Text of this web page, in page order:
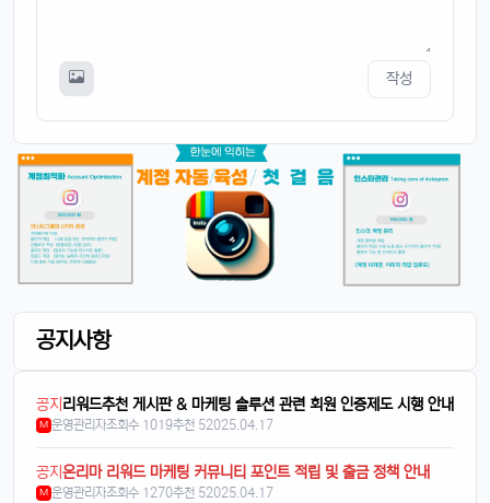
작성
공지사항
공지 리워드추천 게시판 & 마케팅 솔루션 관련 회원 인증제도 시행 안내
M 운영관리자조회수 1019추천 52025.04.17
공지온리마 리워드 마케팅 커뮤니티 포인트 적립 및 출금 정책 안내
M 운영관리자조회수 1270추천 52025.04.17
맞음요, 1TB 모델도 나왔잖아요ㅎ
속도도 진짜 빨라진 것 같음요ㅎㅎㅎ
1 휴민13:32:51
이번엔 충전기도 안 준다면서요ㅋ
1 달달구리
넹, 환경 생각해서 그렇다던데욬ㅋㅋㅋ
1 휴민13:32:51
에어팟이랑 연결도 잘 되는지 궁금함ㅎ
1 달달구리13:32:51
당연히 잘 되겠죠, 애플 제품끼리 호환성은 최고임ㅎ
1 태양신13:32:51
페이스ID 인식도 더 빨라졌다는데 사실임?ㅋㅋ
빠르밍 13:32:51
맞음, 마스크 써도 잘 인식된다고 들었음ㅎㅎ